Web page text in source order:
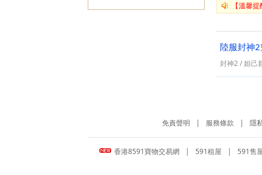
【溫馨
陸服封神
封神2/妲己
免責聲明 | 服務條款 | 隱
香港8591寶物交易網 | 591租屋 | 591售